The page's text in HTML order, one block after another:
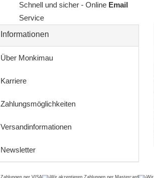
Schnell und sicher - Online Email
Service
Informationen
Über Monkimau
Karriere
Zahlungsmöglichkeiten
Versandinformationen
Newsletter